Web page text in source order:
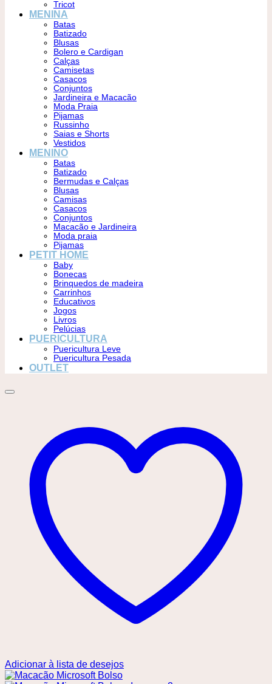
Tricot
MENINA
Batas
Batizado
Blusas
Bolero e Cardigan
Calças
Camisetas
Casacos
Conjuntos
Jardineira e Macacão
Moda Praia
Pijamas
Russinho
Saias e Shorts
Vestidos
MENINO
Batas
Batizado
Bermudas e Calças
Blusas
Camisas
Casacos
Conjuntos
Macacão e Jardineira
Moda praia
Pijamas
PETIT HOME
Baby
Bonecas
Brinquedos de madeira
Carrinhos
Educativos
Jogos
Livros
Pelúcias
PUERICULTURA
Puericultura Leve
Puericultura Pesada
OUTLET
Adicionar à lista de desejos